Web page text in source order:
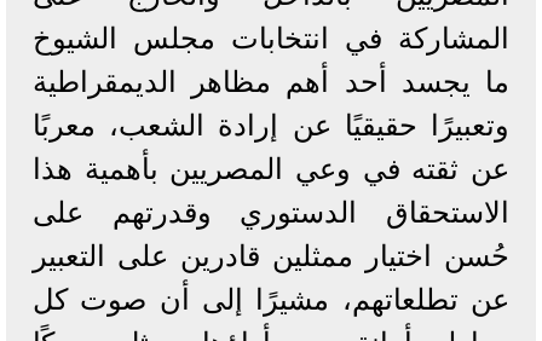
المشاركة في انتخابات مجلس الشيوخ
ما يجسد أحد أهم مظاهر الديمقراطية
وتعبيرًا حقيقيًا عن إرادة الشعب، معربًا
عن ثقته في وعي المصريين بأهمية هذا
الاستحقاق الدستوري وقدرتهم على
حُسن اختيار ممثلين قادرين على التعبير
عن تطلعاتهم، مشيرًا إلى أن صوت كل